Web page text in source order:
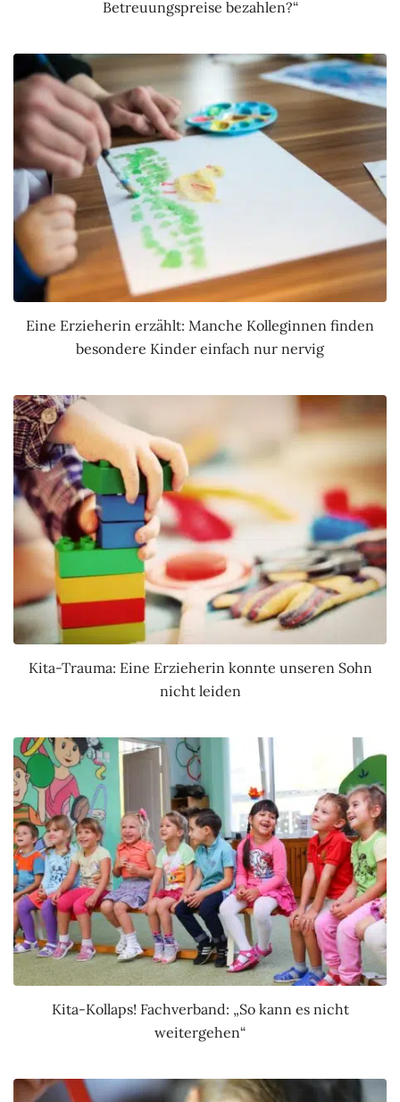
Betreuungspreise bezahlen?“
Eine Erzieherin erzählt: Manche Kolleginnen finden
besondere Kinder einfach nur nervig
Kita-Trauma: Eine Erzieherin konnte unseren Sohn
nicht leiden
Kita-Kollaps! Fachverband: „So kann es nicht
weitergehen“